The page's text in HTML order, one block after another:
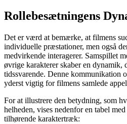
Rollebesætningens
Det er værd at bemærke, at filmens
individuelle præstationer, men også
medvirkende interagerer. Samspillet
øvrige karakterer skaber en dynamik,
tidssvarende. Denne kommunikation
yderst vigtig for filmens samlede
For at illustrere den betydning, som
helheden, vises nedenfor en tabel
tilhørende karaktertræk: